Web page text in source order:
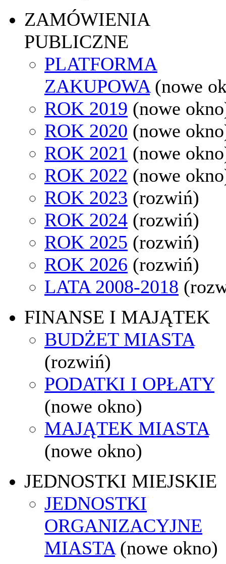
ZAMÓWIENIA
PUBLICZNE
PLATFORMA
ZAKUPOWA (nowe
ROK 2019 (nowe
ROK 2020 (nowe
ROK 2021 (nowe
ROK 2022 (nowe
ROK 2023 (rozwiń)
ROK 2024 (rozwiń)
ROK 2025 (rozwiń)
ROK 2026 (rozwiń)
LATA 2008-2018
FINANSE I MAJĄTEK
BUDŻET MIASTA
(rozwiń)
PODATKI I OPŁATY
(nowe okno)
MAJĄTEK MIASTA
(nowe okno)
JEDNOSTKI MIEJSKIE
JEDNOSTKI
ORGANIZACYJNE
MIASTA (nowe okno)